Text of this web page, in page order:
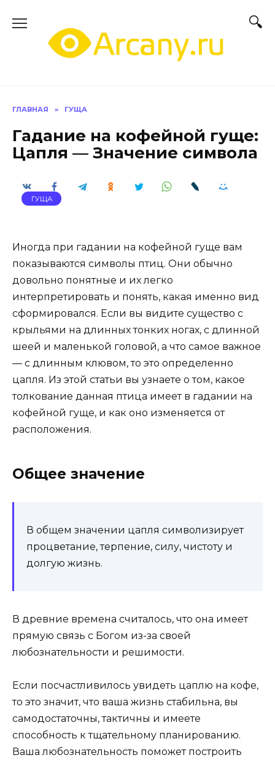
содержанию
ГЛАВНАЯ » ГУЩА
Гадание на кофейной гуще:
Цапля — Значение символа
ГУЩА
Иногда при гадании на кофейной гуще вам
показываются символы птиц. Они обычно
довольно понятные и их легко
интерпретировать и понять, какая именно вид
сформировался. Если вы видите существо с
крыльями на длинных тонких ногах, с длинной
шеей и маленькой головой, а что самое важное
— с длинным клювом, то это определенно
цапля. Из этой статьи вы узнаете о том, какое
толкование данная птица имеет в гадании на
кофейной гуще, и как оно изменяется от
расположения.
Общее значение
В общем значении цапля символизирует
процветание, терпение, силу, чистоту и
долгую жизнь.
В древние времена считалось, что она имеет
прямую связь с Богом из-за своей
любознательности и решимости.
Если посчастливилось увидеть цаплю на кофе,
то это значит, что ваша жизнь стабильна, вы
самодостаточны, тактичны и имеете
способность к тщательному планированию.
Ваша любознательность поможет построить